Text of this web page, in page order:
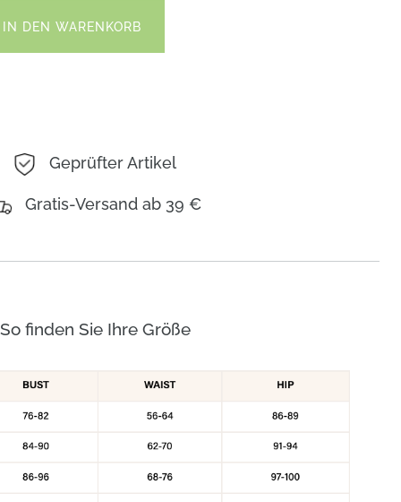
IN DEN WARENKORB
Geprüfter Artikel
Gratis-Versand ab 39 €
So finden Sie Ihre Größe